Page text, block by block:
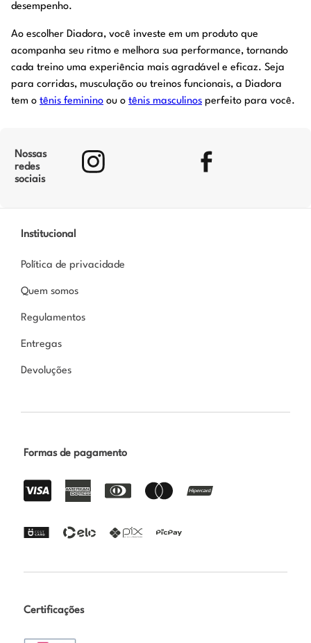
desempenho.
Ao escolher Diadora, você investe em um produto que
acompanha seu ritmo e melhora sua performance, tornando
cada treino uma experiência mais agradável e eficaz. Seja
para corridas, musculação ou treinos funcionais, a Diadora
tem o tênis feminino ou o tênis masculinos perfeito para você.
Nossas
redes
sociais
Institucional
Política de privacidade
Quem somos
Regulamentos
Entregas
Devoluções
Formas de pagamento
Certificações